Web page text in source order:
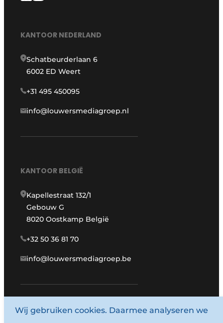
KANTOOR NEDERLAND
Schatbeurderlaan 6
6002 ED Weert
+31 495 450095
info@louwersmediagroep.nl
KANTOOR BELGIË
Kapellestraat 132/1
Gebouw G
8020 Oostkamp België
+32 50 36 81 70
info@louwersmediagroep.be
www.louwersmediagroep.com
Wij gebruiken cookies. Daarmee analyseren we